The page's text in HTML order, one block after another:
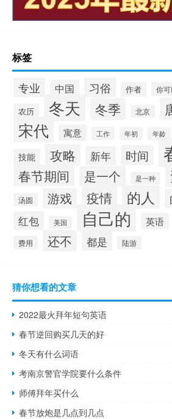
标签
专业 中国 习俗 作者 你可
农历 冬天 冬季 北京
宋代 寓意 工作 年初 年龄
技能 攻略 新年 时间
春节期间 是一个 是一种
汤圆 游戏 疫情 的人
红包
美国 自己的 英语
费用 还不 都是 陆游
猜你想看的文章
2022最火拜年短句英语
春节逆回购买几天的好
冬天有什么词语
考南京警官学院要什么条件
师傅拜年买什么
春节放炮是几点到几点